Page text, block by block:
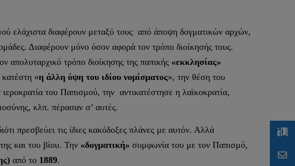
ελάχιστα διαφέρουν μεταξύ τους από άποψη δογματικών αρχών,
Διαφέρουν μόνο όσον αφορά τον τρόπο διοίκησής τους.
απολυταρχικό τρόπο διοίκησης της παπικής «εκκλησίας»
«η άλλη όψη του ιδίου νομίσματος», την θέση του
του Παπισμού, την αντικατέστησε η λαϊκοκρατία,
κλπ. πέρασαν σ’ αυτές.
πρεσβεύει τις ίδιες κακόδοξες πλάνες με αυτόν. Αλλά
και του βίου. Την «δογματική» συμφωνία του με τον Παπισμό,
από το 1889.